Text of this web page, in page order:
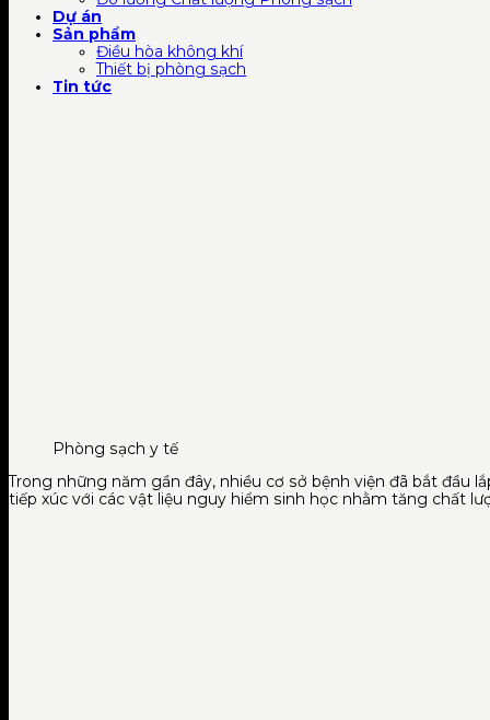
Dự án
Sản phẩm
Điều hòa không khí
Thiết bị phòng sạch
Tin tức
Phòng sạch y tế
Trong những năm gần đây, nhiều cơ sở bệnh viện đã bắt đầu
tiếp xúc với các vật liệu nguy hiểm sinh học nhằm tăng chất